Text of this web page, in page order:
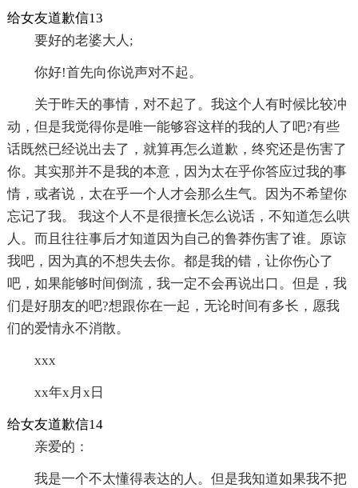
给女友道歉信13
要好的老婆大人;
你好!首先向你说声对不起。
关于昨天的事情，对不起了。我这个人有时候比较冲
动，但是我觉得你是唯一能够容这样的我的人了吧?有些
话既然已经说出去了，就算再怎么道歉，终究还是伤害了
你。其实那并不是我的本意，因为太在乎你答应过我的事
情，或者说，太在乎一个人才会那么生气。因为不希望你
忘记了我。 我这个人不是很擅长怎么说话，不知道怎么哄
人。而且往往事后才知道因为自己的鲁莽伤害了谁。原谅
我吧，因为真的不想失去你。都是我的错，让你伤心了
吧，如果能够时间倒流，我一定不会再说出口。但是，我
们是好朋友的吧?想跟你在一起，无论时间有多长，愿我
们的爱情永不消散。
xxx
xx年x月x日
给女友道歉信14
亲爱的：
我是一个不太懂得表达的人。但是我知道如果我不把